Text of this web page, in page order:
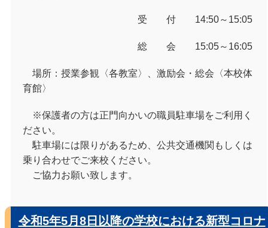
受 付 14:50～15:05
総 会 15:05～16:05
場所：授業参観〈各教室〉、激励会・総会〈本校体
育館〉
※保護者の方は正門向かいの職員駐車場をご利用く
ださい。
駐車場には限りがあるため、公共交通機関もしくは
乗り合わせでご来校ください。
ご協力お願い致します。
令和5年5月8日以降の学校における新型コロナ